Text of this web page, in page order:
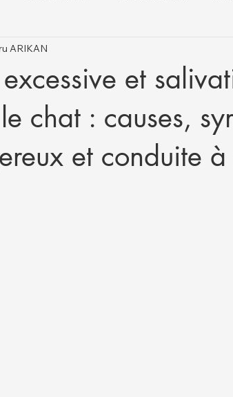
Chats et chiens
et
chat : causes,
et conduite
ARIKAN